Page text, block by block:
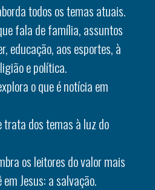
todos os temas atuais.
fala de família, assuntos
educação, aos esportes, à
e política.
o que é notícia em
trata dos temas à luz do
os leitores do valor mais
Jesus: a salvação.